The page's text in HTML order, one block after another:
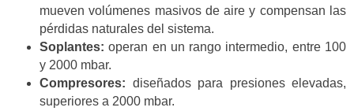
mueven volúmenes masivos de aire y compensan las
pérdidas naturales del sistema.
Soplantes: operan en un rango intermedio, entre 100
y 2000 mbar.
Compresores: diseñados para presiones elevadas,
superiores a 2000 mbar.